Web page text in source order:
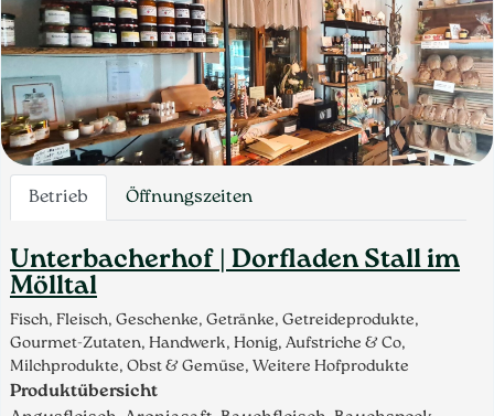
Betrieb Öffnungszeiten
Unterbacherhof | Dorfladen Stall im
Mölltal
Fisch, Fleisch, Geschenke, Getränke, Getreideprodukte,
Gourmet-Zutaten, Handwerk, Honig, Aufstriche & Co,
Milchprodukte, Obst & Gemüse, Weitere Hofprodukte
Produktübersicht